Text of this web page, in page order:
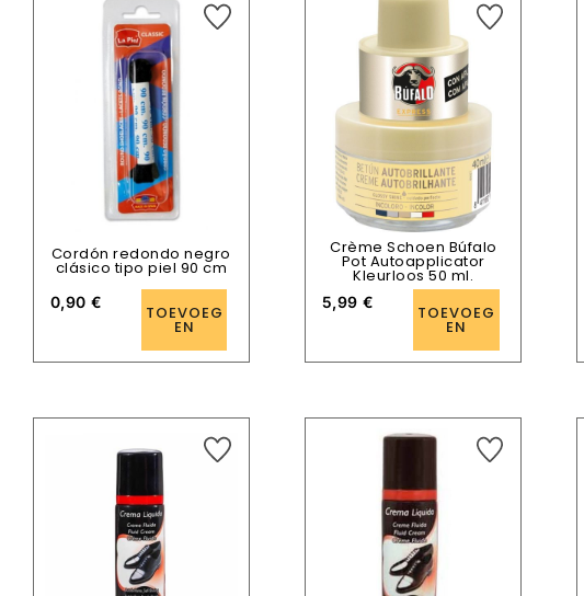
Cordón redondo negro
clásico tipo piel 90 cm
0,90€
TOEVOEG
EN
Crème Schoen Búfalo
Pot Autoapplicator
Kleurloos 50 ml.
5,99€
TOEVOEG
EN